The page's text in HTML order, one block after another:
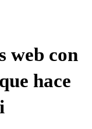
web con
hace